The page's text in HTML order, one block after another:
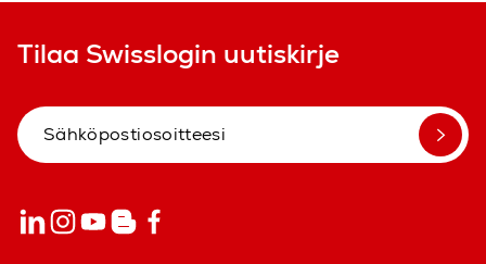
Tilaa Swisslogin uutiskirje